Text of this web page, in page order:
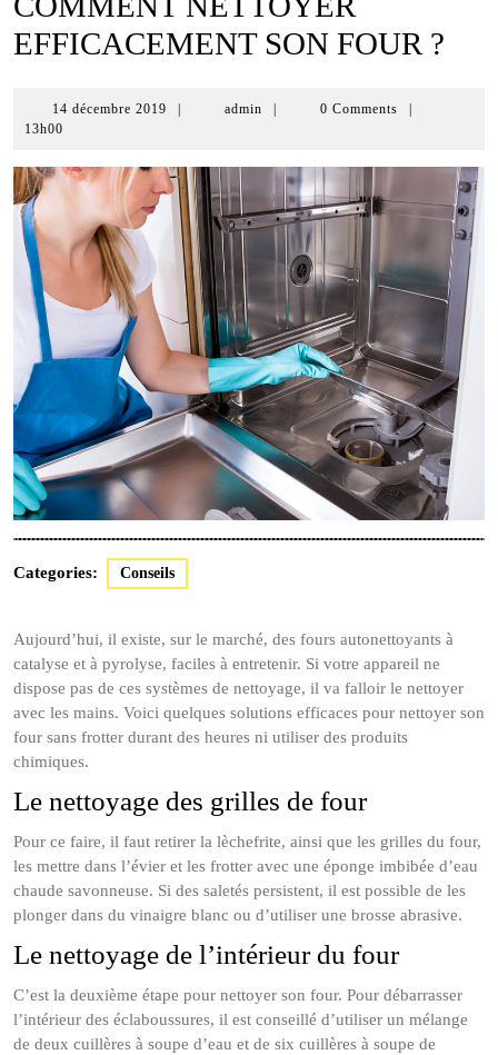
EFFICACEMENT SON FOUR ?
14 décembre 2019 14
admin 0 Comments
13h00
Categories: Conseils
Aujourd’hui, il existe, sur le marché, des fours autonettoyants à
catalyse et à pyrolyse, faciles à entretenir. Si votre appareil ne
dispose pas de ces systèmes de nettoyage, il va falloir le nettoyer
avec les mains. Voici quelques solutions efficaces pour nettoyer son
four sans frotter durant des heures ni utiliser des produits
chimiques.
Le nettoyage des grilles de four
Pour ce faire, il faut retirer la lèchefrite, ainsi que les grilles du four,
les mettre dans l’évier et les frotter avec une éponge imbibée d’eau
chaude savonneuse. Si des saletés persistent, il est possible de les
plonger dans du vinaigre blanc ou d’utiliser une brosse abrasive.
Le nettoyage de l’intérieur du four
C’est la deuxième étape pour nettoyer son four. Pour débarrasser
l’intérieur des éclaboussures, il est conseillé d’utiliser un mélange
de deux cuillères à soupe d’eau et de six cuillères à soupe de